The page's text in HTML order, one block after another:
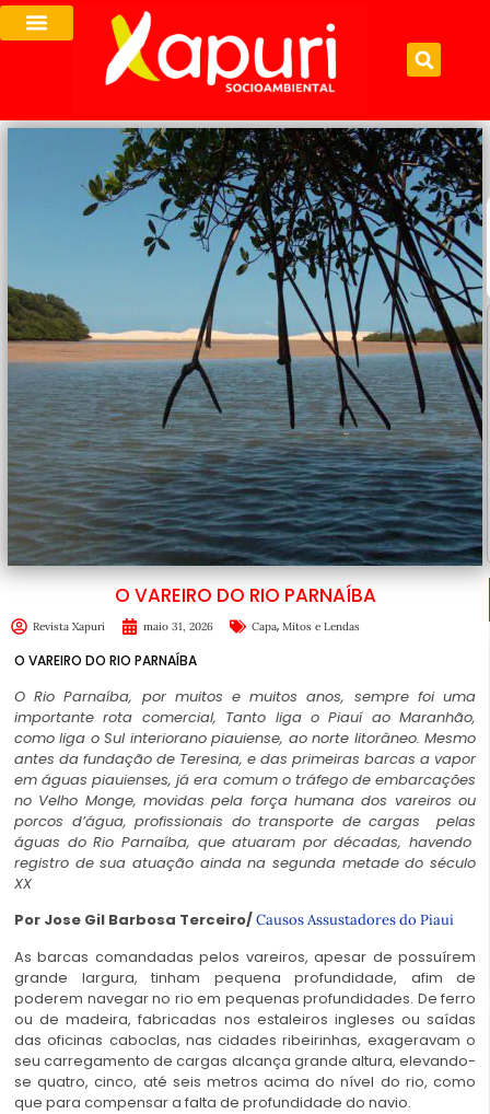
O VAREIRO DO RIO PARNAÍBA
Revista Xapuri maio 31, 2026 Capa, Mitos e Lendas
O VAREIRO DO RIO PARNAÍBA
O Rio Parnaíba, por muitos e muitos anos, sempre foi uma
importante rota comercial, Tanto liga o Piauí ao Maranhão,
como liga o Sul interiorano piauiense, ao norte litorâneo. Mesmo
antes da fundação de Teresina, e das primeiras barcas a vapor
em águas piauienses, já era comum o tráfego de embarcações
no Velho Monge, movidas pela força humana dos vareiros ou
porcos d’água, profissionais do transporte de cargas pelas
águas do Rio Parnaíba, que atuaram por décadas, havendo
registro de sua atuação ainda na segunda metade do século
XX
Por Jose Gil Barbosa Terceiro/Causos Assustadores do Piaui
As barcas comandadas pelos vareiros, apesar de possuírem
grande largura, tinham pequena profundidade, afim de
poderem navegar no rio em pequenas profundidades. De ferro
ou de madeira, fabricadas nos estaleiros ingleses ou saídas
das oficinas caboclas, nas cidades ribeirinhas, exageravam o
seu carregamento de cargas alcança grande altura, elevando-
se quatro, cinco, até seis metros acima do nível do rio, como
que para compensar a falta de profundidade do navio.